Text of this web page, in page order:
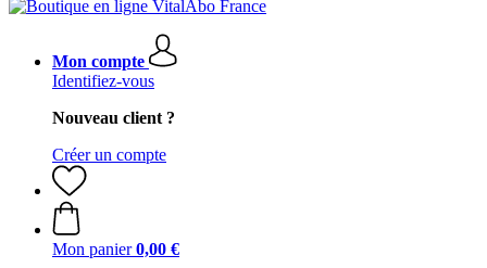
Mon compte
Identifiez-vous
Nouveau client ?
Créer un compte
Mon panier 0,00 €